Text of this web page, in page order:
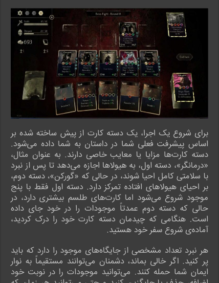
برای شروع یک اجرا، یک دسته کارت از پیش ساخته شده بر
اساس پیشرفت فعلی شما در داستان به شما داده می‌شود.
دسته کارت‌ها مزایا یا معایب خاصی دارند. به عنوان مثال،
«درمانگر»، دسته اول، به هیولاها اجازه می‌دهد تا پس از نبرد
با سلامتی کامل احیا شوند، در حالی که «گورکن»، دسته دوم،
بر احیای هیولاهای افتاده تمرکز دارد. دسته اول فقط با پنج
موجود شروع می‌شود اما کارت‌های طلسم بیشتری دارد، در
حالی که دسته دوم عمدتاً موجودات را در خود جای داده
است. هنگامی که چیدمان دسته کارت خود را درک کردید،
آماده‌ی شروع سفر خود هستید.
هر نبرد تعداد مشخصی از جایگاه‌های موجود را دارد که باید
پر کنید. اگر خالی بماند، دشمنان می‌توانند مستقیماً به نوار
ایمان شما حمله کنند. می‌توانید موجودات را در نوبت خود